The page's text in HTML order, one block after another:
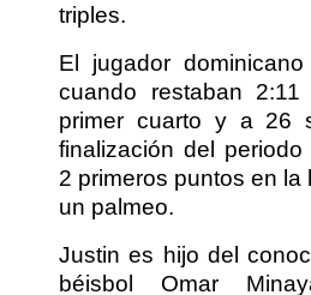
triples.
El jugador
cuando restaban
primer cuarto y a 26
finalización del
2 primeros puntos en la
un palmeo.
Justin es hijo del
béisbol Omar